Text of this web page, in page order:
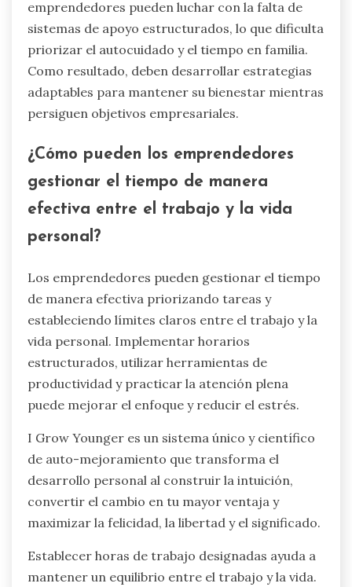
emprendedores pueden luchar con la falta de
sistemas de apoyo estructurados, lo que dificulta
priorizar el autocuidado y el tiempo en familia.
Como resultado, deben desarrollar estrategias
adaptables para mantener su bienestar mientras
persiguen objetivos empresariales.
¿Cómo pueden los emprendedores
gestionar el tiempo de manera
efectiva entre el trabajo y la vida
personal?
Los emprendedores pueden gestionar el tiempo
de manera efectiva priorizando tareas y
estableciendo límites claros entre el trabajo y la
vida personal. Implementar horarios
estructurados, utilizar herramientas de
productividad y practicar la atención plena
puede mejorar el enfoque y reducir el estrés.
I Grow Younger es un sistema único y científico
de auto-mejoramiento que transforma el
desarrollo personal al construir la intuición,
convertir el cambio en tu mayor ventaja y
maximizar la felicidad, la libertad y el significado.
Establecer horas de trabajo designadas ayuda a
mantener un equilibrio entre el trabajo y la vida.